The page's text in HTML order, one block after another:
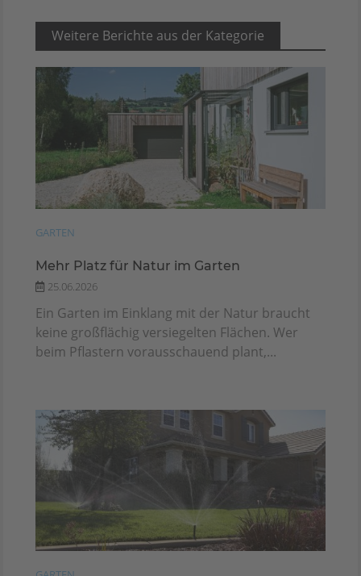
Weitere Berichte aus der Kategorie
GARTEN
Mehr Platz für Natur im Garten
25.06.2026
Ein Garten im Einklang mit der Natur braucht
keine großflächig versiegelten Flächen. Wer
beim Pflastern vorausschauend plant,...